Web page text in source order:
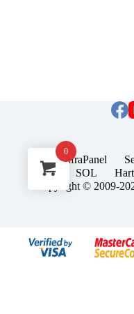
Despre InfraPanel
ANPC
SOL
Copyright © 2009-
0